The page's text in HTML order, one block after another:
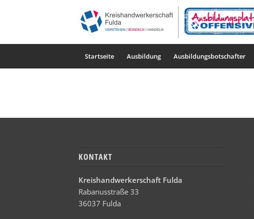
Startseite Ausbildung Ausbildungsbotschafter
KONTAKT
Kreishandwerkerschaft Fulda
Rabanusstraße 33
36037 Fulda